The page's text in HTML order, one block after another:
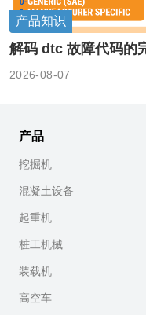
产品知识
解码 dtc 故障代码的
2026-08-07
产品
挖掘机
混凝土设备
起重机
桩工机械
装载机
高空车